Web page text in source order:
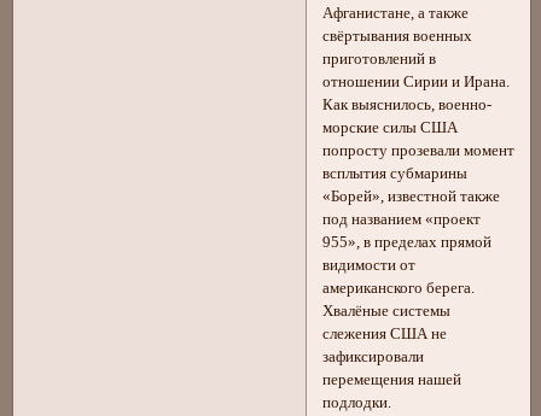
Афганистане, а также
свёртывания военных
приготовлений в
отношении Сирии и Ирана.
Как выяснилось, военно-
морские силы США
попросту прозевали момент
всплытия субмарины
«Борей», известной также
под названием «проект
955», в пределах прямой
видимости от
американского берега.
Хвалёные системы
слежения США не
зафиксировали
перемещения нашей
подлодки.